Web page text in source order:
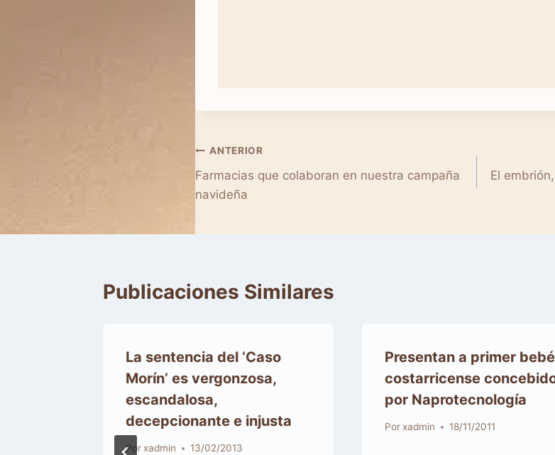
Navegación
de
ANTERIOR
Farmacias que colaboran en nuestra campaña
El
Publicaciones Similares
La sentencia del ‘Caso
Morín’ es vergonzosa,
escandalosa,
decepcionante e injusta
Por xadmin 13/02/2013
Presentan a primer bebé
costarricense
por Naprotecnología
Por xadmin 18/11/2011